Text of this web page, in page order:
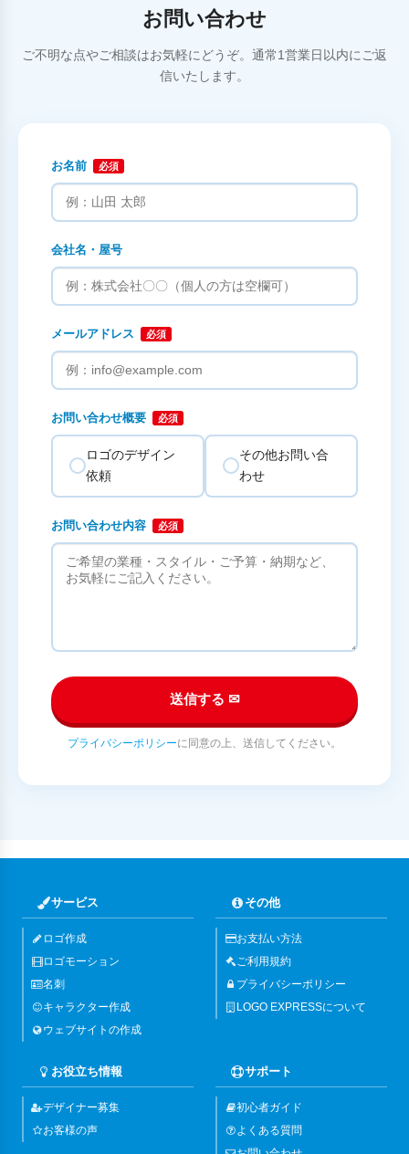
お問い合わせ
ご不明な点やご相談はお気軽にどうぞ。通常1営業日以内にご返
信いたします。
お名前 必須
会社名・屋号
メールアドレス 必須
お問い合わせ概要 必須
ロゴのデザイン
依頼
その他お問い合
わせ
お問い合わせ内容 必須
送信する ✉
プライバシーポリシーに同意の上、送信してください。
サービス
ロゴ作成
ロゴモーション
名刺
キャラクター作成
ウェブサイトの作成
その他
お支払い方法
ご利用規約
プライバシーポリシー
LOGO EXPRESSについて
お役立ち情報
デザイナー募集
お客様の声
サポート
初心者ガイド
よくある質問